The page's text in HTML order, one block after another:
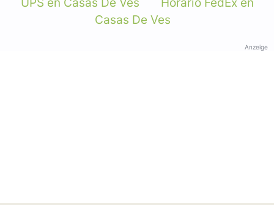
Casas De Ves
Anzeige